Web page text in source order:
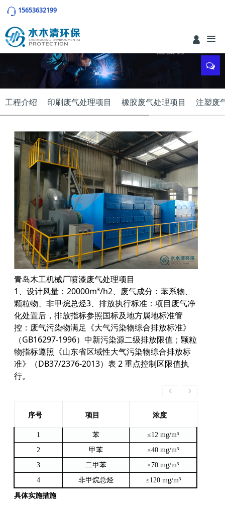
15653632199
工程介绍 印刷废气处理项目 橡胶废气处理项目 注塑废
青岛木工机械厂喷漆废气处理项目
1、设计风量：20000m³/h2、废气成分：苯系物、
颗粒物、非甲烷总烃3、排放执行标准：项目废气净
化处置后，排放指标参照国标及地方属地标准管
控：废气污染物满足《大气污染物综合排放标准》
（GB16297-1996）中新污染源二级排放限值；颗粒
物指标遵照《山东省区域性大气污染物综合排放标
准》（DB37/2376-2013）表 2 重点控制区限值执
行。
序号 项目 浓度
1 苯 ≤12 mg/m³
2
甲苯 ≤40 mg/m³
3
二甲苯 ≤70 mg/m³
4
非甲烷总烃 ≤120mg/m³
具体实施措施